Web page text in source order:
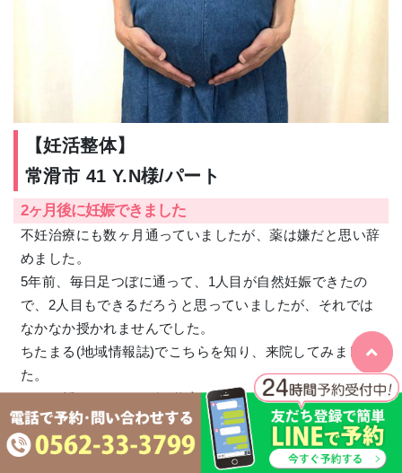
【妊活整体】
常滑市 41 Y.N様/パート
2ヶ月後に妊娠できました
不妊治療にも数ヶ月通っていましたが、薬は嫌だと思い辞
めました。
5年前、毎日足つぼに通って、1人目が自然妊娠できたの
で、2人目もできるだろうと思っていましたが、それでは
なかなか授かれませんでした。
ちたまる(地域情報誌)でこちらを知り、来院してみまし
た。
これで授からなければ、仕方ないと、でもできることはや
ろうと思い、とにかく行動しました。
通い始めて、頭の中（考え方）がやわらかくなり、体調も